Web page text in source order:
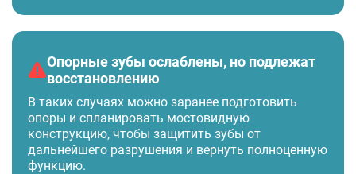
Опорные зубы ослаблены, но подлежат
восстановлению
В таких случаях можно заранее подготовить
опоры и спланировать мостовидную
конструкцию, чтобы защитить зубы от
дальнейшего разрушения и вернуть полноценную
функцию.